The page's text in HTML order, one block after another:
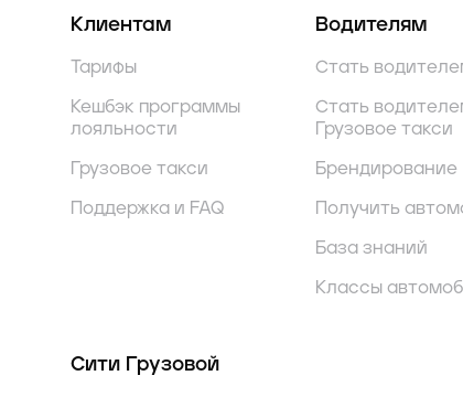
Клиентам
Тарифы
Кешбэк программы
лояльности
Грузовое такси
Поддержка и FAQ
Водителям
Стать
Стать
Грузовое такси
Брендирование
Получить
База знаний
Классы
Сити Грузовой